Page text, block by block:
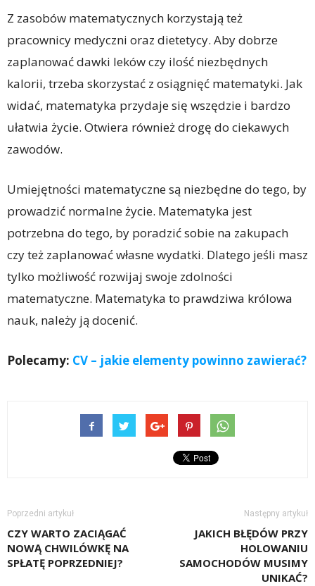
Z zasobów matematycznych korzystają też
pracownicy medyczni oraz dietetycy. Aby dobrze
zaplanować dawki leków czy ilość niezbędnych
kalorii, trzeba skorzystać z osiągnięć matematyki. Jak
widać, matematyka przydaje się wszędzie i bardzo
ułatwia życie. Otwiera również drogę do ciekawych
zawodów.
Umiejętności matematyczne są niezbędne do tego, by
prowadzić normalne życie. Matematyka jest
potrzebna do tego, by poradzić sobie na zakupach
czy też zaplanować własne wydatki. Dlatego jeśli masz
tylko możliwość rozwijaj swoje zdolności
matematyczne. Matematyka to prawdziwa królowa
nauk, należy ją docenić.
Polecamy: CV – jakie elementy powinno zawierać?
Poprzedni artykuł
CZY WARTO ZACIĄGAĆ
NOWĄ CHWILÓWKĘ NA
SPŁATĘ POPRZEDNIEJ?
Następny artykuł
JAKICH BŁĘDÓW PRZY
HOLOWANIU
SAMOCHODÓW MUSIMY
UNIKAĆ?